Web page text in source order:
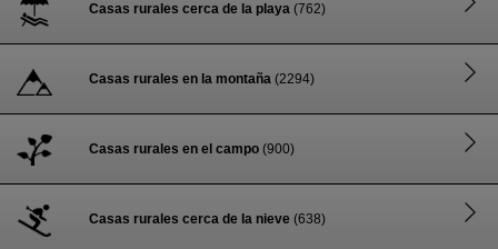
Casas rurales cerca de la playa (762)
Casas rurales en la montaña (2294)
Casas rurales en el campo (900)
Casas rurales cerca de la nieve (638)